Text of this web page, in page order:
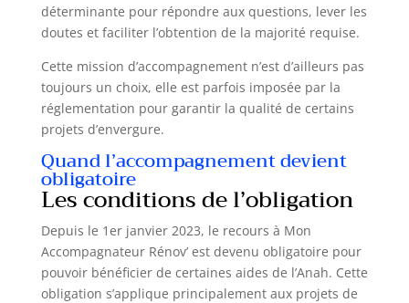
déterminante pour répondre aux questions, lever les
doutes et faciliter l’obtention de la majorité requise.
Cette mission d’accompagnement n’est d’ailleurs pas
toujours un choix, elle est parfois imposée par la
réglementation pour garantir la qualité de certains
projets d’envergure.
Quand l’accompagnement devient
obligatoire
Les conditions de l’obligation
Depuis le 1er janvier 2023, le recours à Mon
Accompagnateur Rénov’ est devenu obligatoire pour
pouvoir bénéficier de certaines aides de l’Anah. Cette
obligation s’applique principalement aux projets de